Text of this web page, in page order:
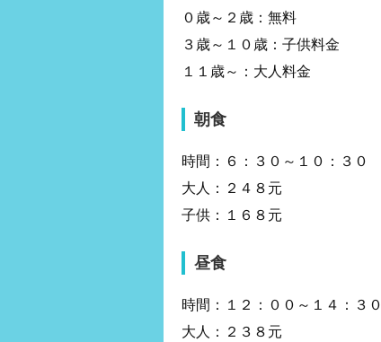
０歳～２歳：無料
３歳～１０歳：子供料金
１１歳～：大人料金
朝食
時間：６：３０～１０：３０
大人：２４８元
子供：１６８元
昼食
時間：１２：００～１４：３０
大人：２３８元